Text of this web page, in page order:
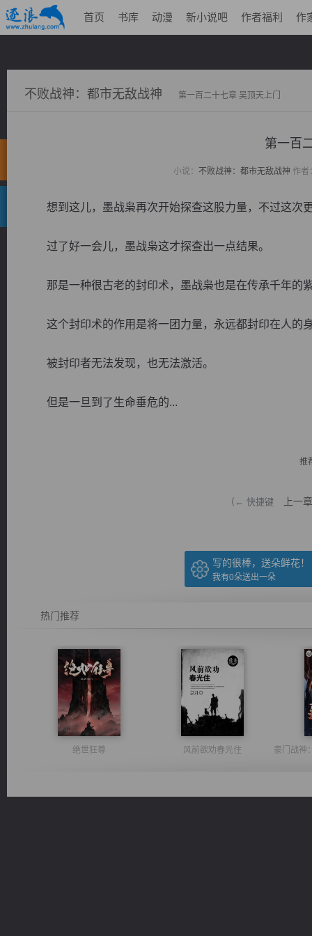
首页 书库 动漫 新小说吧 作者福利 作
不败战神：都市无敌战神 第一百二十七章 吴顶天上门
第一百
小说： 不败战神：都市无敌战神 作者
想到这儿，墨战枭再次开始探查这股力量，不过这次
过了好一会儿，墨战枭这才探查出一点结果。
那是一种很古老的封印术，墨战枭也是在传承千年的
这个封印术的作用是将一团力量，永远都封印在人的
被封印者无法发现，也无法激活。
但是一旦到了生命垂危的...
推
（← 快捷键 上一章
写的很棒，送朵鲜花！
我有0朵送出一朵
热门推荐
绝世狂尊 风前欲劝春光住